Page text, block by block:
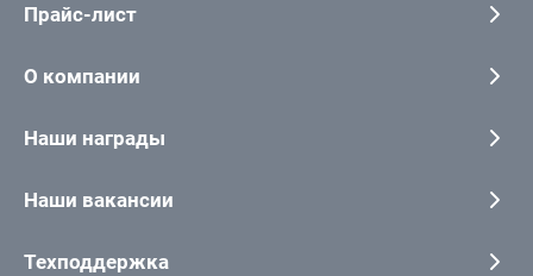
Прайс-лист
О компании
Наши награды
Наши вакансии
Техподдержка